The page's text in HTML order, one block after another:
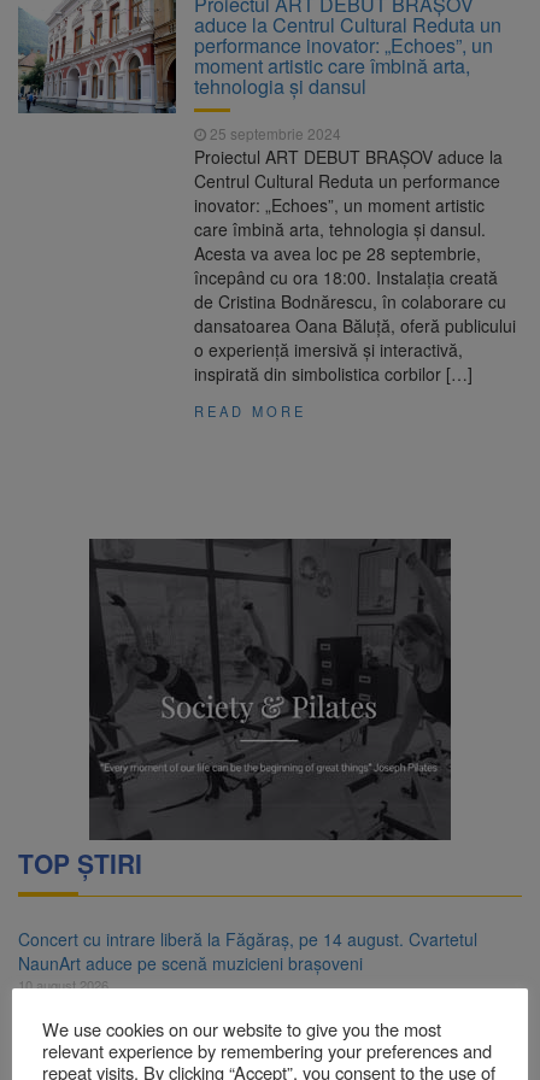
poate funcționa cel puțin încă nouă zile
10 august 2026
Șapte persoane, arestate
preventiv după atacul asupra ambulanței
„răpește copii”
10 august 2026
A căzut aproximativ 10 metri
în Piatra Craiului. Turist salvat de Salvamont
Concert cu intrare liberă la
Făgăraș, pe 14 august. Cvartetul NaunArt
aduce pe scenă muzicieni brașoveni
aduce la Centrul Cultural Reduta un
performance inovator: „Echoes”, un
moment artistic care îmbină arta,
tehnologia și dansul
25 septembrie 2024
Proiectul ART DEBUT BRAȘOV aduce la
Centrul Cultural Reduta un performance
inovator: „Echoes”, un moment artistic
care îmbină arta, tehnologia și dansul.
Acesta va avea loc pe 28 septembrie,
începând cu ora 18:00. Instalația creată
de Cristina Bodnărescu, în colaborare cu
dansatoarea Oana Băluță, oferă publicului
o experiență imersivă și interactivă,
inspirată din simbolistica corbilor […]
READ MORE
TOP ȘTIRI
Concert cu intrare liberă la Făgăraș, pe 14 august. Cvartetul
NaunArt aduce pe scenă muzicieni brașoveni
10 august 2026
RATBV a reluat circulația pe linia 510 Brașov – Hărman
10 august 2026
We use cookies on our website to give you the most
relevant experience by remembering your preferences and
repeat visits. By clicking “Accept”, you consent to the use of